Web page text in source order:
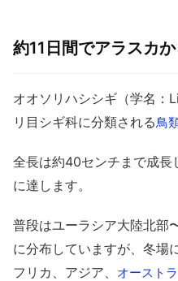
約11日間でアラスカ
オオソリハシシギ（学名
リ目シギ科に分類される鳥
全長は約40センチまで成
に達します。
普段はユーラシア大陸北部
に分布していますが、冬場
フリカ、アジア、 オースト